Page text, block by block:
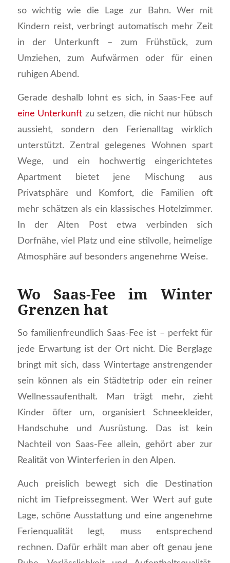
so wichtig wie die Lage zur Bahn. Wer mit
Kindern reist, verbringt automatisch mehr Zeit
in der Unterkunft – zum Frühstück, zum
Umziehen, zum Aufwärmen oder für einen
ruhigen Abend.
Gerade deshalb lohnt es sich, in Saas-Fee auf
eine Unterkunft zu setzen, die nicht nur hübsch
aussieht, sondern den Ferienalltag wirklich
unterstützt. Zentral gelegenes Wohnen spart
Wege, und ein hochwertig eingerichtetes
Apartment bietet jene Mischung aus
Privatsphäre und Komfort, die Familien oft
mehr schätzen als ein klassisches Hotelzimmer.
In der Alten Post etwa verbinden sich
Dorfnähe, viel Platz und eine stilvolle, heimelige
Atmosphäre auf besonders angenehme Weise.
Wo Saas-Fee im Winter
Grenzen hat
So familienfreundlich Saas-Fee ist – perfekt für
jede Erwartung ist der Ort nicht. Die Berglage
bringt mit sich, dass Wintertage anstrengender
sein können als ein Städtetrip oder ein reiner
Wellnessaufenthalt. Man trägt mehr, zieht
Kinder öfter um, organisiert Schneekleider,
Handschuhe und Ausrüstung. Das ist kein
Nachteil von Saas-Fee allein, gehört aber zur
Realität von Winterferien in den Alpen.
Auch preislich bewegt sich die Destination
nicht im Tiefpreissegment. Wer Wert auf gute
Lage, schöne Ausstattung und eine angenehme
Ferienqualität legt, muss entsprechend
rechnen. Dafür erhält man aber oft genau jene